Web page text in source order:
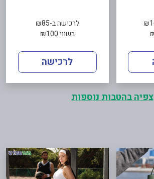
לרכישה ב-₪85
בשווי ₪100
לרכישה
צפיה בהטבות נוספות